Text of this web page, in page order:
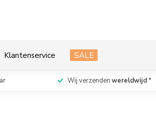
Klantenservice SALE
Wij verzenden wereldwijd*